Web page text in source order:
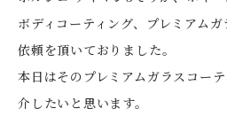
ボディコーティング、プレミアム
依頼を頂いておりました。
本日はそのプレミアムガラスコー
介したいと思います。